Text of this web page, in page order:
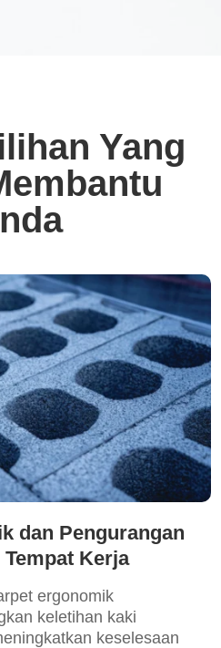
Yang
dan Pengurangan
Kerja
ergonomik
keletihan kaki
keselesaan